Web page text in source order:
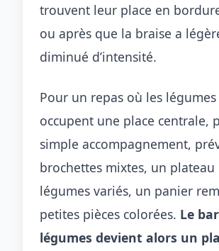
trouvent leur place en
ou après que la braise a
diminué d’intensité.
Pour un repas où les
occupent une place centrale,
simple accompagnement,
brochettes mixtes, un plateau
légumes variés, un panier
petites pièces colorées. Le
légumes devient alors un